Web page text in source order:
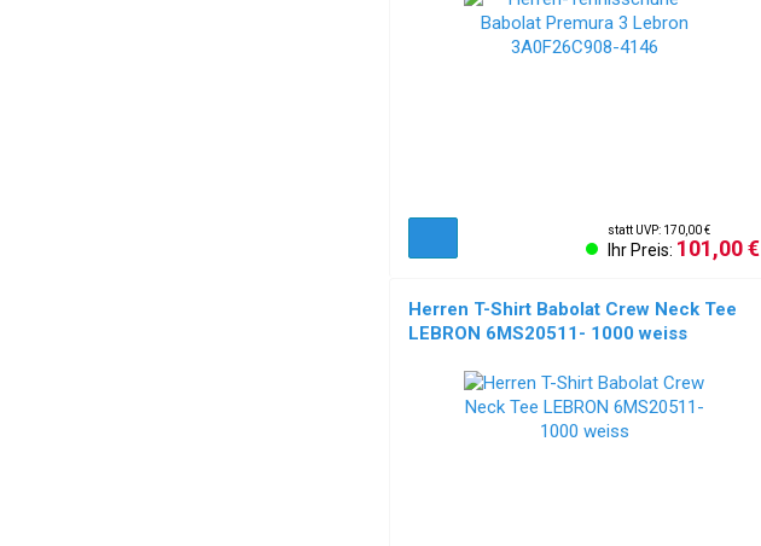
statt UVP: 170,00 €
Ihr Preis: 101,00 €
Herren T-Shirt Babolat Crew Neck Tee
LEBRON 6MS20511- 1000 weiss